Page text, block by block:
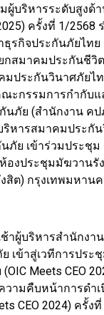
ผู้บริหารระดับสูงด้
ครั้งที่ 1/2568
รกิจประกันภัยไท
สมาคมประกันชีวิ
มประกันวินาศภัยไ
ะกรรมการกำกับแ
นภัย (สำนักงาน ค
ริหารสมาคมประกั
ภัย เข้าร่วมประชุม
องประชุมมัฆวานรั
สิต) กรุงเทพมหาน
ช้าผู้บริหารสำนักงา
เข้าสู่เวทีการประ
Meets CEO
วามคืบหน้าการดำ
CEO 2024) ครั้ง